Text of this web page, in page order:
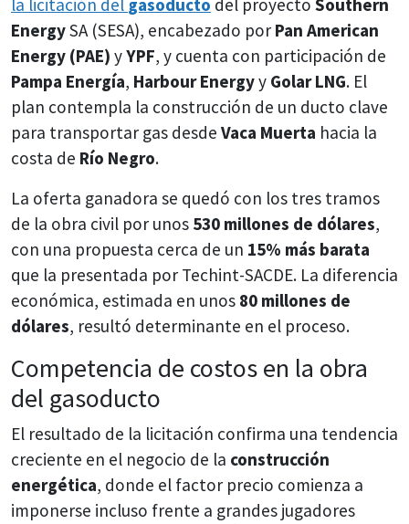
la licitación del gasoducto del proyecto Southern
EnergySA (SESA), encabezado por Pan American
Energy (PAE) yYPF, y cuenta con participación de
Pampa Energía, Harbour Energyy Golar LNG. El
plan contempla la construcción de un ducto clave
para transportar gas desde Vaca Muerta hacia la
costa de Río Negro.
La oferta ganadora se quedó con los tres tramos
de la obra civil por unos 530 millones de dólares,
con una propuesta cerca de un 15% más barata
que la presentada por Techint-SACDE. La diferencia
económica, estimada en unos 80 millones de
dólares, resultó determinante en el proceso.
Competencia de costos en la obra
del gasoducto
El resultado de la licitación confirma una tendencia
creciente en el negocio de la construcción
energética, donde el factor precio comienza a
imponerse incluso frente a grandes jugadores